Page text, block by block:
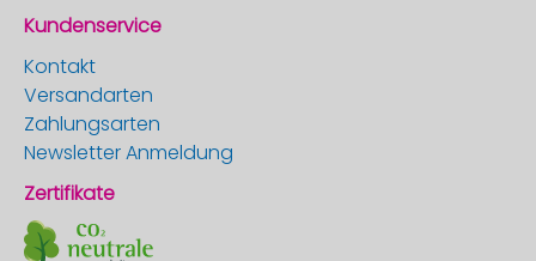
Kundenservice
Kontakt
Versandarten
Zahlungsarten
Newsletter Anmeldung
Zertifikate